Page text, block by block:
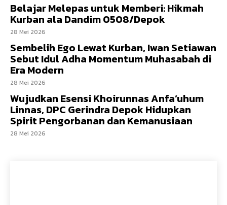
Belajar Melepas untuk Memberi: Hikmah
Kurban ala Dandim 0508/Depok
28 Mei 2026
Sembelih Ego Lewat Kurban, Iwan Setiawan
Sebut Idul Adha Momentum Muhasabah di
Era Modern
28 Mei 2026
Wujudkan Esensi Khoirunnas Anfa’uhum
Linnas, DPC Gerindra Depok Hidupkan
Spirit Pengorbanan dan Kemanusiaan
28 Mei 2026